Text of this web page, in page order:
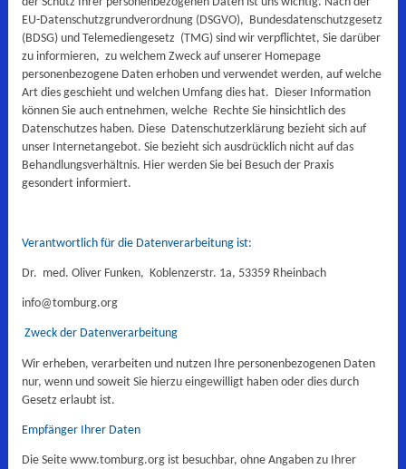
EU-Datenschutzgrundverordnung (DSGVO), Bundesdatenschutzgesetz
(BDSG) und Telemediengesetz (TMG) sind wir verpflichtet, Sie darüber
zu informieren, zu welchem Zweck auf unserer Homepage
personenbezogene Daten erhoben und verwendet werden, auf welche
Art dies geschieht und welchen Umfang dies hat. Dieser Information
können Sie auch entnehmen, welche Rechte Sie hinsichtlich des
Datenschutzes haben. Diese Datenschutzerklärung bezieht sich auf
unser Internetangebot. Sie bezieht sich ausdrücklich nicht auf das
Behandlungsverhältnis. Hier werden Sie bei Besuch der Praxis
gesondert informiert.
Verantwortlich für die Datenverarbeitung ist:
Dr. med. Oliver Funken, Koblenzerstr. 1a, 53359 Rheinbach
info@tomburg.org
Zweck der Datenverarbeitung
Wir erheben, verarbeiten und nutzen Ihre personenbezogenen Daten
nur, wenn und soweit Sie hierzu eingewilligt haben oder dies durch
Gesetz erlaubt ist.
Empfänger Ihrer Daten
Die Seite www.tomburg.org ist besuchbar, ohne Angaben zu Ihrer